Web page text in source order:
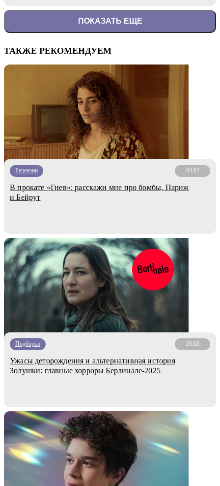
ПОКАЗАТЬ ЕЩЕ
ТАКЖЕ РЕКОМЕНДУЕМ
Рецензии 03.02
В прокате «Гнев»: расскажи мне про бомбы, Париж
и Бейрут
Подборки 26.02
Ужасы деторождения и альтернативная история
Золушки: главные хорроры Берлинале-2025